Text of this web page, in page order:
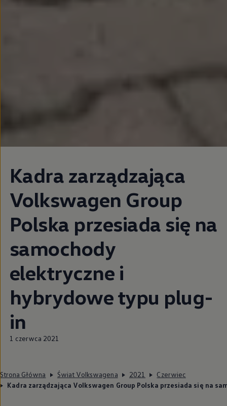
Kadra zarządzająca
Volkswagen Group
Polska przesiada się na
samochody
elektryczne i
hybrydowe typu plug-
in
1 czerwca 2021
Strona Główna Świat Volkswagena 2021
Czerwiec
Kadra zarządzająca Volkswagen Group Polska przesiada się na